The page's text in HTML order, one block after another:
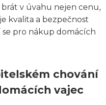
v úvahu nejen cenu,
kvalita a bezpečnost
pro nákup domácích
chování
vajec